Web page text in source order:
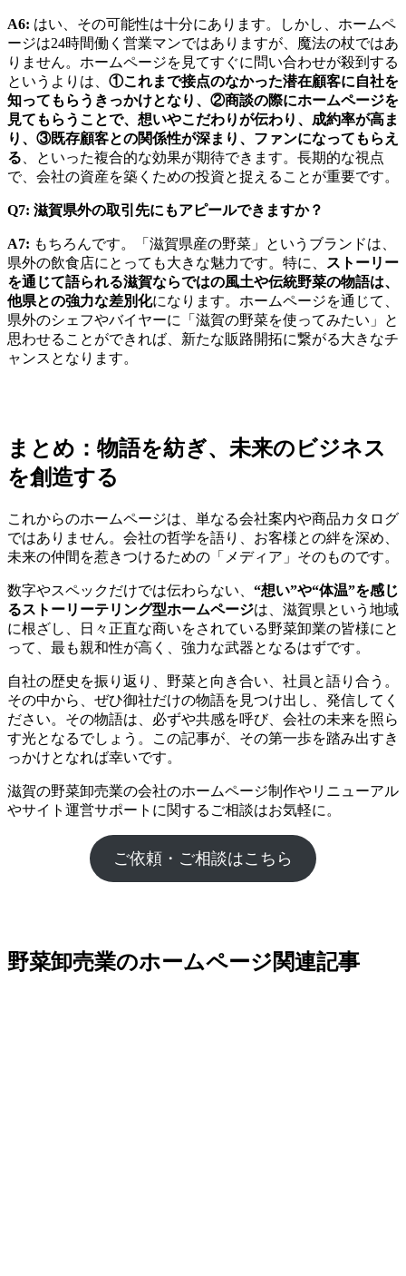
A6: はい、その可能性は十分にあります。しかし、ホームペ
ージは24時間働く営業マンではありますが、魔法の杖ではあ
りません。ホームページを見てすぐに問い合わせが殺到する
というよりは、 ①これまで接点のなかった潜在顧客に自社を
知ってもらうきっかけとなり、②商談の際にホームページを
見てもらうことで、想いやこだわりが伝わり、成約率が高ま
り、③既存顧客との関係性が深まり、ファンになってもらえ
る 、といった複合的な効果が期待できます。長期的な視点
で、会社の資産を築くための投資と捉えることが重要です。
Q7: 滋賀県外の取引先にもアピールできますか？
A7: もちろんです。「滋賀県産の野菜」というブランドは、
県外の飲食店にとっても大きな魅力です。特に、
ストーリー
を通じて語られる滋賀ならではの風土や伝統野菜の物語は、
他県との強力な差別化になります。ホームページを通じて、
県外のシェフやバイヤーに「滋賀の野菜を使ってみたい」と
思わせることができれば、新たな販路開拓に繋がる大きなチ
ャンスとなります。
まとめ：物語を紡ぎ、未来のビジネス
を創造する
これからのホームページは、単なる会社案内や商品カタログ
ではありません。会社の哲学を語り、お客様との絆を深め、
未来の仲間を惹きつけるための「メディア」そのものです。
数字やスペックだけでは伝わらない、 “想い”や“体温”を感じ
るストーリーテリング型ホームページは、滋賀県という地域
に根ざし、日々正直な商いをされている野菜卸業の皆様にと
って、最も親和性が高く、強力な武器となるはずです。
自社の歴史を振り返り、野菜と向き合い、社員と語り合う。
その中から、ぜひ御社だけの物語を見つけ出し、発信してく
ださい。その物語は、必ずや共感を呼び、会社の未来を照ら
す光となるでしょう。この記事が、その第一歩を踏み出すき
っかけとなれば幸いです。
滋賀の野菜卸売業の会社のホームページ制作やリニューアル
やサイト運営サポートに関するご相談はお気軽に。
ご依頼・ご相談はこちら
野菜卸売業のホームページ関連記事